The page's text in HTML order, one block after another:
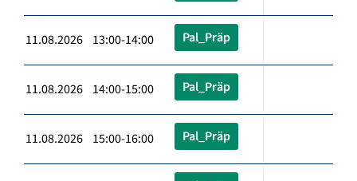
11.08.2026 13:00-14:00 Pal_Präp
11.08.2026 14:00-15:00 Pal_Präp
11.08.2026 15:00-16:00 Pal_Präp